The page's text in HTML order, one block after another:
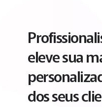
eleve sua
dos seus